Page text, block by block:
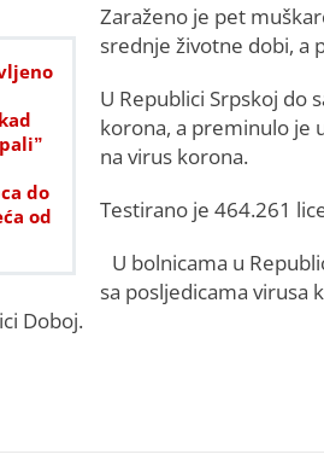
do
od
Zaraženo je pet
srednje životne dobi, a
U Republici Srpskoj do
korona, a preminulo je
na virus korona.
Testirano je 464.261
U bolnicama u
sa posljedicama virusa
Doboj.